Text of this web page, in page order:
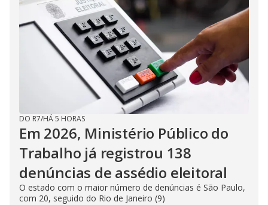
DO R7/HÁ 5 HORAS
Em 2026, Ministério Público do
Trabalho já registrou 138
denúncias de assédio eleitoral
O estado com o maior número de denúncias é São Paulo,
com 20, seguido do Rio de Janeiro (9)